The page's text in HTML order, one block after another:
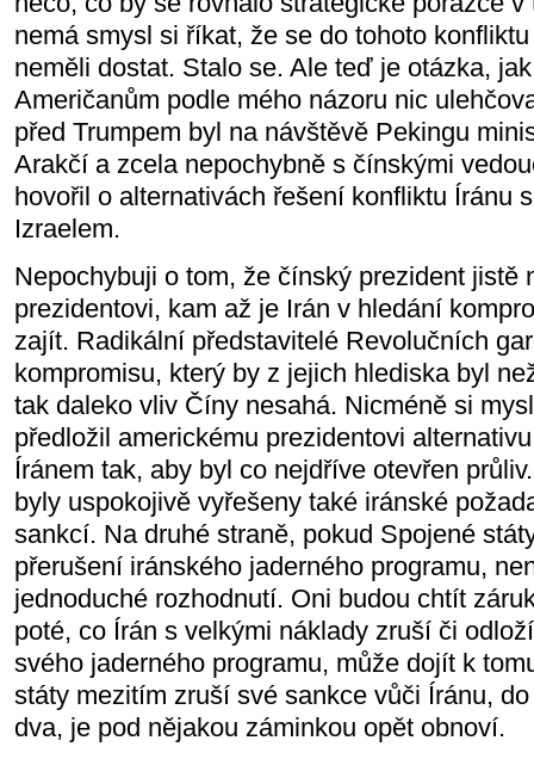
nemá smysl si říkat, že se do tohoto
neměli dostat. Stalo se. Ale teď je otázka,
Američanům podle mého názoru nic
před Trumpem byl na návštěvě Pekingu
Arakčí a zcela nepochybně s čínskými
hovořil o alternativách řešení konfliktu Íránu
Izraelem.
Nepochybuji o tom, že čínský prezident jistě
prezidentovi, kam až je Irán v hledání
zajít. Radikální představitelé Revolučních
kompromisu, který by z jejich hlediska byl
tak daleko vliv Číny nesahá. Nicméně si
předložil americkému prezidentovi
Íránem tak, aby byl co nejdříve otevřen
byly uspokojivě vyřešeny také iránské
sankcí. Na druhé straně, pokud Spojené
přerušení iránského jaderného programu,
jednoduché rozhodnutí. Oni budou chtít
poté, co Írán s velkými náklady zruší či
svého jaderného programu, může dojít k
státy mezitím zruší své sankce vůči Íránu,
dva, je pod nějakou záminkou opět obnoví.